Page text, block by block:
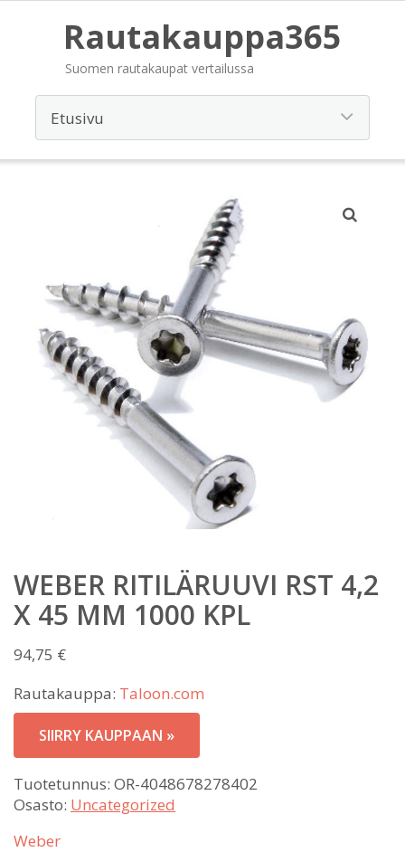
Rautakauppa365
Suomen rautakaupat vertailussa
WEBER RITILÄRUUVI RST 4,2
X 45 MM 1000 KPL
94,75 €
Rautakauppa: Taloon.com
SIIRRY KAUPPAAN »
Tuotetunnus: OR-4048678278402
Osasto: Uncategorized
Weber